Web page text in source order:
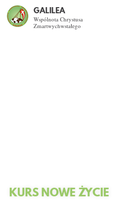
GALILEA
Wspólnota Chrystusa
Zmartwychwstałego
WSPÓLNOTA
KURS NOWE ŻYCIE